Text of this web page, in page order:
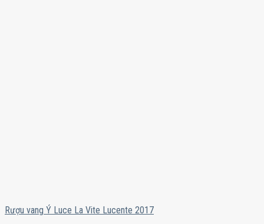
Rượu vang Ý Luce La Vite Lucente 2017